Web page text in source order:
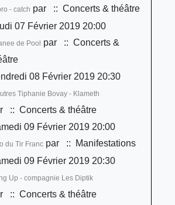
- catch par
:: Concerts & théâtre
07 Février 2019 20:00
de Pool par
:: Concerts &
08 Février 2019 20:30
Tiphanie Bovay - Klameth
:: Concerts & théâtre
09 Février 2019 20:00
du Tir Francpar
:: Manifestations
09 Février 2019 20:30
Up - compagnie Les Diptik
:: Concerts & théâtre